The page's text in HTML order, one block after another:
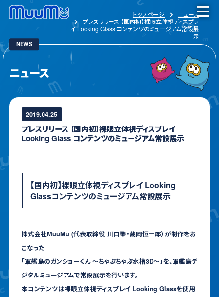
トップページ
ニュース
プレスリリース 【国内初】裸眼立体視ディスプレ
イ Looking Glass コンテンツのミュージアム常設展
示
NEWS
ニュース
2019.04.25
プレスリリース 【国内初】裸眼立体視ディスプレイ
Looking Glass コンテンツのミュージアム常設展示
【国内初】裸眼立体視ディスプレイ Looking
Glassコンテンツのミュージアム常設展示
株式会社MuuMu (代表取締役 川口肇・蔵岡恒一郎）が制作をお
こなった
「軍艦島のガンショーくん ～ちゃぷちゃぷ水槽3D～」を、軍艦島デ
ジタルミュージアムで常設展示を行います。
本コンテンツは裸眼立体視ディスプレイ Looking Glassを使用